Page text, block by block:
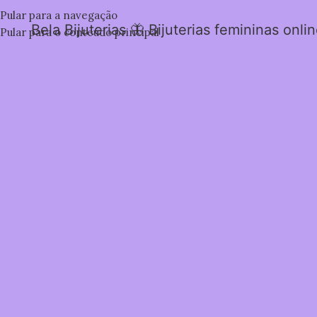
Pular para a navegação
Pular para o conteúdo principal
Bela Bijuterias 🦋 Bijuterias femininas